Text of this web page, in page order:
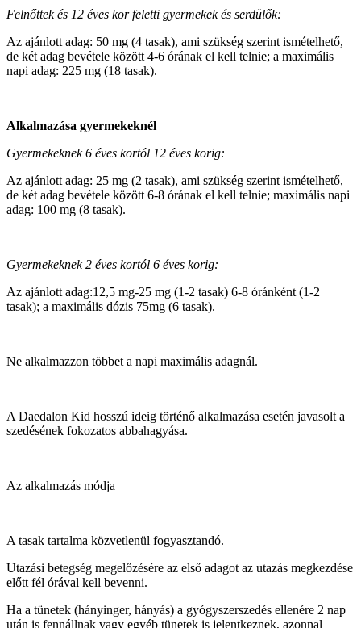
Felnőttek és 12 éves kor feletti gyermekek és serdülők:
Az ajánlott adag: 50 mg (4 tasak), ami szükség szerint ismételhető,
de két adag bevétele között 4‑6 órának el kell telnie; a maximális
napi adag: 225 mg (18 tasak).
Alkalmazása gyermekeknél
Gyermekeknek 6 éves kortól 12 éves korig:
Az ajánlott adag: 25 mg (2 tasak), ami szükség szerint ismételhető,
de két adag bevétele között 6-8 órának el kell telnie; maximális napi
adag: 100 mg (8 tasak).
Gyermekeknek 2 éves kortól 6 éves korig:
Az ajánlott adag:12,5 mg-25 mg (1-2 tasak) 6-8 óránként (1-2
tasak); a maximális dózis 75mg (6 tasak).
Ne alkalmazzon többet a napi maximális adagnál.
A Daedalon Kid hosszú ideig történő alkalmazása esetén javasolt a
szedésének fokozatos abbahagyása.
Az alkalmazás módja
A tasak tartalma közvetlenül fogyasztandó.
Utazási betegség megelőzésére az első adagot az utazás megkezdése
előtt fél órával kell bevenni.
Ha a tünetek (hányinger, hányás) a gyógyszerszedés ellenére 2 nap
után is fennállnak vagy egyéb tünetek is jelentkeznek, azonnal